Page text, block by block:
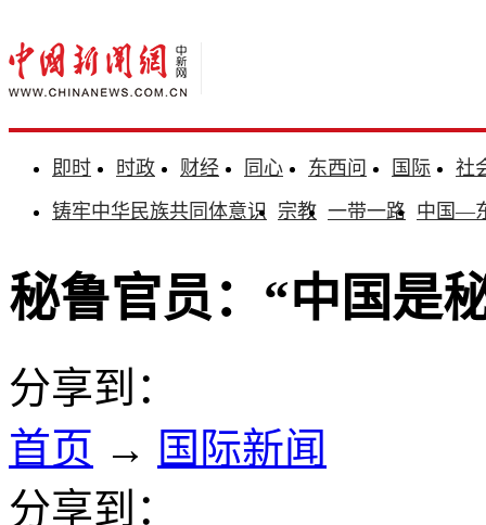
即时 时政 财经 同心 东西问 国际
社
铸牢中华民族共同体意识 宗教 一带一路 中国—
秘鲁官员：“中国是
分享到：
首页 → 国际新闻
分享到：